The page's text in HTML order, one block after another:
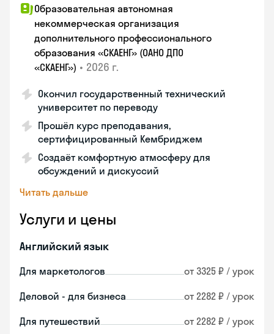
Образовательная автономная
некоммерческая организация
дополнительного профессионального
образования «СКАЕНГ» (ОАНО ДПО
«СКАЕНГ») • 2026 г.
Окончил государственный технический
университет по переводу
Прошёл курс преподавания,
сертифицированный Кембриджем
Создаёт комфортную атмосферу для
обсуждений и дискуссий
Читать дальше
Услуги и цены
Английский язык
Для маркетологов от 3325 ₽ / урок
Деловой - для бизнеса от 2282 ₽ / урок
Для путешествий от 2282 ₽ / урок